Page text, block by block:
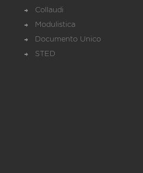
Collaudi
Modulistica
Documento Unico
STED